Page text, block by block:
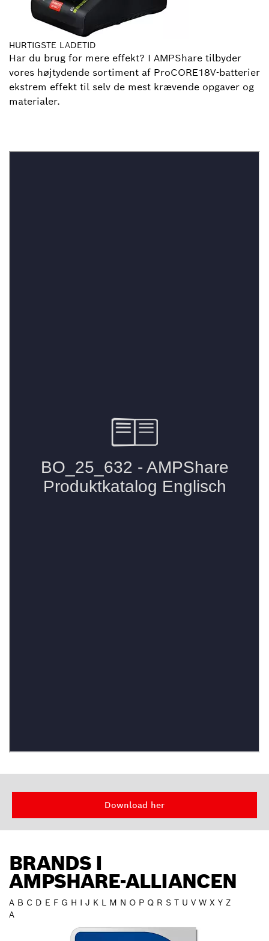
HURTIGSTE LADETID
Har du brug for mere effekt? I AMPShare tilbyder
vores højtydende sortiment af ProCORE18V-batterier
ekstrem effekt til selv de mest krævende opgaver og
materialer.
Download her
BRANDS I
AMPSHARE-ALLIANCEN
A B C D E F G H I J K L M N O P Q R S T U V W X Y Z
A